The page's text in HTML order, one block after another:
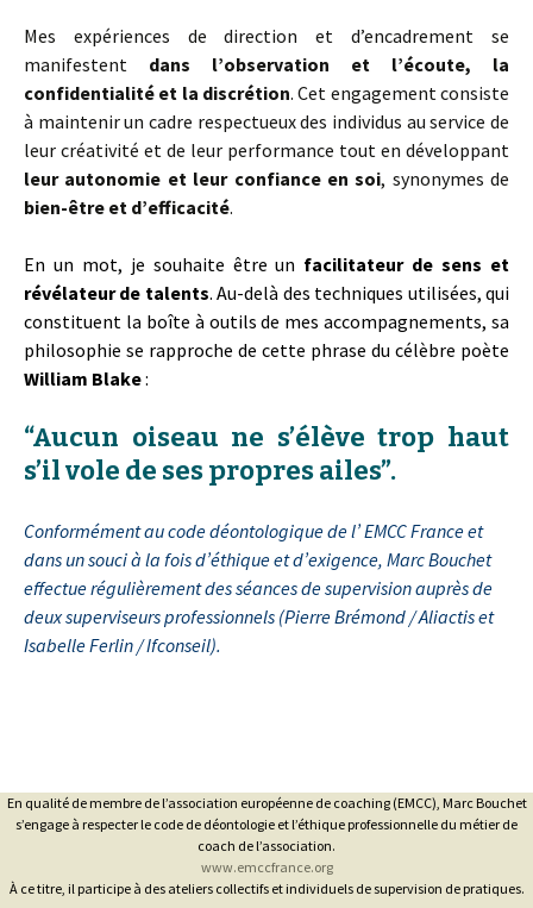
Mes expériences de direction et d’encadrement se
manifestent dans l’observation et l’écoute, la
confidentialité et la discrétion. Cet engagement consiste
à maintenir un cadre respectueux des individus au service de
leur créativité et de leur performance tout en développant
leur autonomie et leur confiance en soi, synonymes de
bien-être et d’efficacité.
En un mot, je souhaite être un facilitateur de sens et
révélateur de talents. Au-delà des techniques utilisées, qui
constituent la boîte à outils de mes accompagnements, sa
philosophie se rapproche de cette phrase du célèbre poète
William Blake:
“Aucun oiseau ne s’élève trop haut
s’il vole de ses propres ailes”.
Conformément au code déontologique de l’ EMCC France et
dans un souci à la fois d’éthique et d’exigence, Marc Bouchet
effectue régulièrement des séances de supervision auprès de
deux superviseurs professionnels (Pierre Brémond / Aliactis et
Isabelle Ferlin / Ifconseil).
En qualité de membre de l’association européenne de coaching (EMCC), Marc Bouchet
s’engage à respecter le code de déontologie et l’éthique professionnelle du métier de
coach de l’association.
www.emccfrance.org
À ce titre, il participe à des ateliers collectifs et individuels de supervision de pratiques.